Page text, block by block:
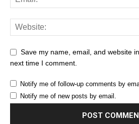
Save my name, email, and website
next time I comment.
Notify me of follow-up comments by
Notify me of new posts by email.